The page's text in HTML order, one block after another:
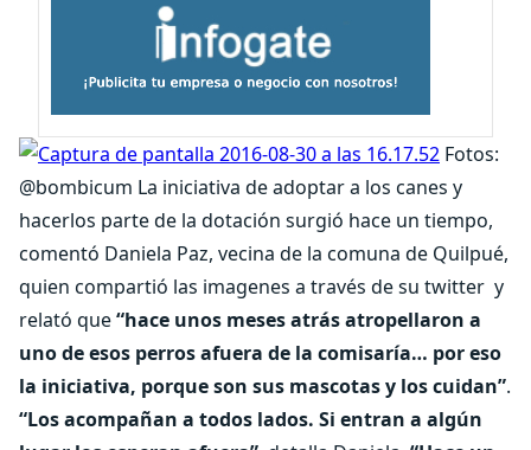
Fotos:
@bombicum La iniciativa de adoptar a los canes y
hacerlos parte de la dotación surgió hace un tiempo,
comentó Daniela Paz, vecina de la comuna de Quilpué,
quien compartió las imagenes a través de su twitter y
relató que“hace unos meses atrás atropellaron a
uno de esos perros afuera de la comisaría… por eso
la iniciativa, porque son sus mascotas y los cuidan”.
“Los acompañan a todos lados. Si entran a algún